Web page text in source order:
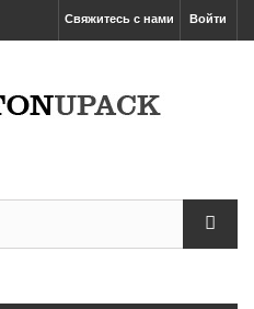
Войти
Свяжитесь с нами